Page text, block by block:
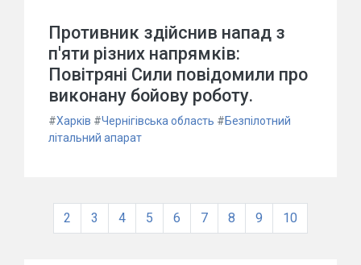
Противник здійснив напад з
п'яти різних напрямків:
Повітряні Сили повідомили про
виконану бойову роботу.
#Харків #Чернігівська область #Безпілотний
літальний апарат
2 3 4 5 6 7 8 9 10